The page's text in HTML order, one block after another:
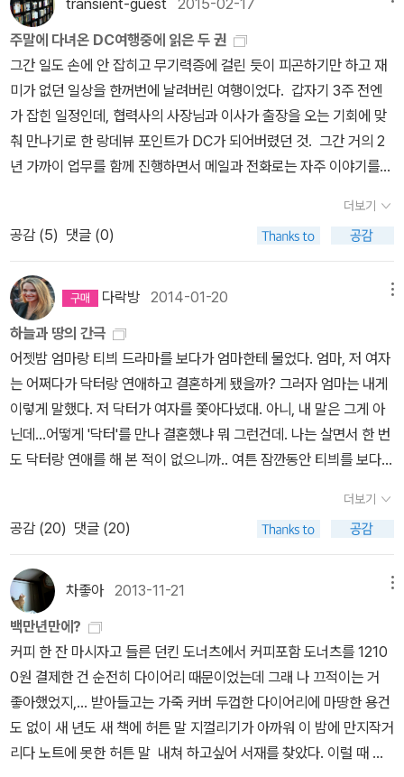
작가인 소설을 좋아한다. 주인공의 삶에 작가 자신의 삶이 그대로 투
영되어도 전혀 어색하지 않기 때문이다. 그런 의미에서 서머싯 몸이
쓴 <어셴든, 영국 정보부 요원>도 재미있게 읽었다. 여기서는 주인공
이 작가이자 스파이다. 다시 커포티의 책으로 돌아와서, 홀리는 자기
자신을 하늘을 바라보며 사는 사람이 아니라 하늘에 사는 사람이라고
말한다. 소위 말하는 방랑벽과 역마살의 끝판왕인 캐릭터다.【'하늘을
바라보는 편이 하늘에 사는 것보다는 더 좋답니다. 무척 공허한 곳이
에요. 무척 흐릿하고. 천둥이 치면 다들 사라지는 그런 나라일 뿐이
러 어떤 사람에게도 쉽사리 정착하지 못하는 특성이 있다. 홀리도 그
것을 깨닫고 하늘에 사는 것은 무척 공허하다고 말한다. 홀리가 처음
만나는 '나'에게 쉬지 않고 이야기를 하고, 부산스럽게 움직이고, 많은
사람들을 만나러 다니는 것도 전부 공허함 때문일까. 겁이 없고 당찬
캐릭터인데도 이런 쓸쓸한 면모까지 있어서 홀리가 더욱 매력적인 인
물이 된 것 같다.이 소설을 다 읽고 나서 티빙에서 영화를 보기 시작했
다. 오드리 헵번이 티파니 진열장을 바라다보며 시작하는 그 유명한
영화. 그런데 확실히 소설과는 분위기가 달랐다.영화는 홀리의 장면
으로 시작하기 때문에 홀리의 시점에 이입하여 보게 된다. 그래서 홀
터는 왜 저러는 걸까, 이런 생각이 들었다. 소설은 ‘나’의 일인칭 시점
이라 어차피 홀리를 백 퍼센트 이해할 수 없다는 걸 전제로 깔고 들어
가서 그런지 '홀리는 왜 저럴까'와 같은 생각은 아예 들지 않았다. 홀
리를 보이는 그대로 받아들일 수 있었고 커포티의 유려한 문장까지
더해지니 더욱 좋았다.책 맨 뒤에 실린 옮긴이 해설을 보면 커포티가
이 영화를 어떻게 생각했는지 조금이나마 알 수 있다. 트루먼 커포티
선집이 좋은 이유 중 하나는 정성스러운 옮긴이 해설이 있다는 것이
다. 소설 뒤에 해설이 있으면 꼭 챙겨 보는 편인데 어떤 해설은 작품에
대한 애정이 전혀 느껴지지 않고 청탁 받았으니까 썼다는 느낌이 강
하게 들 때가 있다. 그런데 이 시리즈에 실린 옮긴이 해설에서는 작품
에 대한 애정이 느껴져서 그런 게 참 좋았다. 【우리가 이 세속적인 도
했다. 그리고 그건 어느 날 갑자기 생겼던 것이 아니다. 내가 초등학
교 6학년 땐가? 알렉스 헤일리 원작의 TV 시리즈 <뿌리>를 봤기 때
문이기도 하다. 난 그때도 마침 번역되어 나온 원작을 사다 읽긴했지
만 읽는데는 성공하지 못했다. 그 원인이 어디에 있는지는 나도 잘 모
르겠다. 책이 영화만큼 감동스럽지가 않은 건지, 아니면 그것을 읽기
엔 내가 아직 어렸던 건지, 아니면 번역에 문제가 있었던 건지. 지금
은 상하 권으로 나왔지만 처음 나왔을 당시는 세 권으로 케이스에 담
다. 모르긴 해도 그때 안정효는 대학을 다니고 있거나 막 졸업할즈음
이 아니었을까? 무엇보다 안정효의 번역본은 2009년이다. 그렇다면
선번역자가 있지 않았을까? 하긴 안정효든 아니든 내가 그때 번역 가
지고 왈가왈부할 상황은 아니었던 것 같다. 지금이야 번역의 질을 깐
깐하게 따지지 그땐 그런 것도 없었고, 무엇보다 내가 이제 겨우 알파
벳을 떼었을 땐데 번역을 따질만큼 나의 정신이 고급한 경지는 아니
라는 것. 아무튼 난 그렇게 자연스럽게 흑인 문학에 눈을 떠 가고
있었다. 그런데 지금 와 생각하면 과연 마가렛 미첼의 <바람과 함께
사라지다>를 흑인 문학의 범주에 넣어도 될까 의문스럽기도 하다. 물
않겠지만 엄밀히 말해 그 작품을 흑인 문학으로 보는 건 좀 그렇지 않
나 싶다. 모르긴 해도 마가렛 미첼 이전에 자기 작품에 흑인을 등장시
결코 작지는 않았을 것이다. 그러나 흑인의 문제를 본격적으로 다뤘
다고는 보지 않는 것이 나의 생각이다. 그것은 훗날 알렉스 헤일리나
토니 모리슨 같은 흑인 작가의 몫은 아니었을까? 아무튼 그때 <뿌리
>의 성공을 힘입고 카일 언스토트란 작가의 <만딩고>라는 소설이 나
와 신문이며 라디오에 한창 선전중에 있었다. 지금은 거의 잊혀진 작
가인 것 같은데 그때는 거의 라디오만 틀면, 신문은 이틀이 멀다고 광
고에 나왔었다. 그러니 내가 이 책에 관심을 안 가질 리가 없다. 그
런데 광고 카피가 좀 관능적이다. 그 내용이 어땠는지 지금은 전혀 기
었다. 인류의 역사에서 보면 거의 찰나간에 가까울 어떤 시점부터 하
늘을 관측하기 시작하면서 신앙과 신화의 대상으로써의 하늘은 그 의
미가 많이 퇴색되었지만 여전히 밤은 그 고요함, 무엇보다 낮의 빛과
는 다른 색색의 빛남으로 멋진 분위기를 만들어낸다. '모르그가의 살
인'에서 오귀스트 뒤팽과 화자가 밤분위기를 이어가기 위해 을씨년스
러운 곳의 고택을 빌려 두터운 커튼으로 빛을 차단하고 곳곳에 밝힌
촛불로 낮을 밤으로 만드는 장면이 있는데 그야말로 밤의 홀림의 극
충만한 감성을 적절한 이성의 길잡이를 통해 천체관측을 위한 하루,
낮에서 밤을 넘겨 다음 날까지의 이야기를 편치는데, 어려운 이야기
도 아니고 마치 히스토리채널에서 좋은 화면과 함께 이어지는 내레이
션처럼 담담하게 별들의 모습을 그려준다. 이 멋진 천문대는 하와이
Big Island에 있는데, 새삼 2017년 1월에 갔었던 마우이의 할레아칼
라 천문대에서의 해맞이가 떠올라 읽는 내내 하와이에 대한 그리움에
시달리기도 했다. 그야말로 '어떤 밤', 별자리와 우주를 떠돌면서 잠
시 땅에 두 발을 디뎌야 하는 삶의 번잡함을 잊고 싶을 땐 언제라도 잠
시 펼쳐볼 것만 같다. 장석주시인은 몰라도 그의 '수졸재'는 여러 곳에
서 익히 듣고 본 바 있다. 그 지향하는 바도 멋있고 부럽기도 해서 이
책을 구했다. 그러나 결과는 그저 그랬다. 다른 사람은 몰라도 나는 자
재'를 짓고 사는 든든한 배경이 되어주었겠지만, 다 내려놓고, 욕심을
버리라는 말은 적어도 문화상인으로서 꽤 성공한 그가 다른 이에게
쉽게 할 수 있는 말은 아니라고 본다. 책에 대한 그의 단상과 이론은
그래도 통하는 바가 있지만 그 밖의 다른 이야기는 나의 비딱한 마음
의 탓인지 아무리 좋게 봐도 의도하지 아니한 꼰대질 같은 면이 느껴
지는 것이다. 이곳의 나이로도 마흔을 넘긴 나는 나보다 어린 사람에
게 뭔가 하라고 말하거나 무엇이 더 중요하다고 내 의견을 피력하거
나, 상대방이 구한 것도 아닌데 뭔가 자꾸 조언을 하려는 짓거리를 경
계한다. 내가 살면서 종종 보았지만 아무리 선의로 하는 말도 어느 정
주말에 다녀온 DC여행중에 읽은 두 권
그간 일도 손에 안 잡히고 무기력증에 걸린 듯이 피곤하기만 하고 재
미가 없던 일상을 한꺼번에 날려버린 여행이었다. 갑자기 3주 전엔
가 잡힌 일정인데, 협력사의 사장님과 이사가 출장을 오는 기회에 맞
춰 만나기로 한 랑데뷰 포인트가 DC가 되어버렸던 것. 그간 거의 2
년 가까이 업무를 함께 진행하면서 메일과 전화로는 자주 이야기를
던 것 같다. 내가 원래 같은 나이 또래의 여자들한테는 그런 소리를
못 듣지만, 연배가 있는 분들은 좀 잘 생겼다고 봐주시는 인상을 갖고
있다. 살면서 젊은 여성보다는 할머니들로부터 잘 생겼다는 말은 훠
~~~~얼씬 더 많이 들어봤다면 비극일까 희극일까?잘 나가는 대형
로펌 변호사로 있는 동기가 마침 DC사무소에서 일하고 있어 그 녀석
과 한 3년 만에 만나서 수다 떠느라 시간 가는줄 모르고 2박 3일을 보
내고 왔는데, DC에 인접한 버지니아주만 해도 한국사람이 참 많은
것 같다. 왜 그런지는 모르겠으나 북가주의 한인 커뮤니티는 점점 더
쇠락하는 느낌이다. 규모도 그렇고 결속력도 그렇고 소상공인들도
많이 줄어드는 것 같고, 그저 늘어난다면 엔지니어들인데, 이들은 또
워낙 변화도 많고 실질적으로 한인 커뮤니티의 일원이라기 보다는 유
학파 출신의 잘 나가는 석박사급의 자기들만의 세계를 구축하는 것
같아 별로 티가 나지 않는다. 다 그런건 물론 아니지만. 내가 읽은 버
작가이고, 예전에 나온 전기영화에서 다룬 이야기처럼 좀 구린 면도
없지는 않은 듯. 영화로 어쩌면 더 유명한 이 작품은 무려 오드리 햅
번이 출연하는 classic이다만, 당시 소수민족이었던 동양계를 비하
하는 듯한 묘사가 매우 띠꺼운 부분이 있다. 무엇이 남았는지는 확실
하지 않고, 그냥 그저 그렇게 비교적 나쁘지 않았다는 정도의 느낌만
남아있다. 무능한 예로 셜록 홈즈에서도 등장하는 르콕 탐정 (오귀
스트 뒤팽과 함께)이지만, 기실은 코난 도일에게 영향을 주었다고 하
는 이 classic을 우연한 기회에 구할 수 있었다. 역시 탐정소설의 원
더보기
공감 (5) 댓글 (0)
다락방 2014-01-20
하늘과 땅의 간극
어젯밤 엄마랑 티븨 드라마를 보다가 엄마한테 물었다. 엄마, 저 여자
는 어쩌다가 닥터랑 연애하고 결혼하게 됐을까? 그러자 엄마는 내게
이렇게 말했다. 저 닥터가 여자를 쫓아다녔대. 아니, 내 말은 그게 아
닌데...어떻게 '닥터'를 만나 결혼했냐 뭐 그런건데. 나는 살면서 한 번
도 닥터랑 연애를 해 본 적이 없으니까.. 여튼 잠깐동안 티븨를 보다가
세지가 왔다. 처음으로 저녁식사를 하게 된 남자가 나랑 동갑이며 대
학교 물리학 교수여서 기가 죽었다는 내용의 문자였다. 선을 봐서 만
난 게 아니라 운동하다 만난거라 직업을 알고 만난것도 아닌데, 어떻
게 우연히 교수란 직업을 가진 남자랑 데이트를 할 수 있었을까? 내
안의 속물근성이 봇물 터지듯 쏟아져나왔다. 평소엔 내 잘난맛에 산
다고 자부하고 있었는데, 가끔 이렇게 누군가의 조건을 보고 기가 죽
는 일이 생긴다. 대체적인 일상의 날들에 나는 '내가 아는 누구, 내가
만나는 누구'에 대해 자랑할 수 있는 사람이기보다는 '나'를 자랑할 수
있는 사람이고, 그렇게 사는것이 더 낫다고 믿고 있는 사람인데, 가끔
어떤 타이밍에는 이렇게 속절없이 무너지고만다. '교수'란 직업은 어
렸을 때 어렴풋이 근사하다고 생각했으며 환상적인 직업이라 여겨져
더보기
공감 (20) 댓글 (20)
차좋아2013-11-21
백만년만에?
커피 한 잔 마시자고 들른 던킨 도너츠에서 커피포함 도너츠를 1210
0원 결제한 건 순전히 다이어리 때문이었는데 그래 나 끄적이는 거
좋아했었지,... 받아들고는 가죽 커버 두껍한 다이어리에 마땅한 용건
도 없이 새 년도 새 책에 허튼 말 지껄리기가 아까워 이 밤에 만지작거
리다 노트에 못한 허튼 말 내쳐 하고싶어 서재를 찾았다. 이럴 때 백